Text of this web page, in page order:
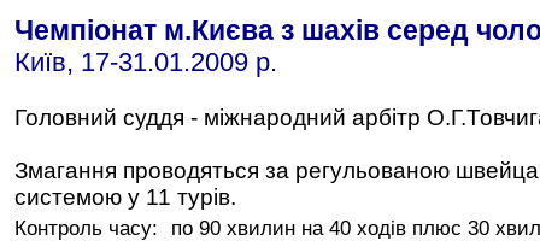
Чемпіонат м.Києва з шахів серед
Київ, 17-31.01.2009 р.
Головний суддя - міжнародний арбітр
Змагання проводяться за регульованою
системою у 11 турів.
Контроль часу:
по 90 хвилин на 40 ходів плюс 30